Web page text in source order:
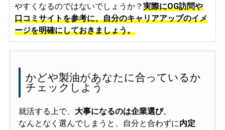
やすくなるのではないでしょうか？ 実際にOG訪問や
口コミサイトを参考に、自分のキャリアアップのイメ
ージを明確にしておきましょう。
かどや製油があなたに合っているか
チェックしよう
就活する上で、 大事になるのは企業選び。
なんとなく選んでしまうと、自分と合わずに内定